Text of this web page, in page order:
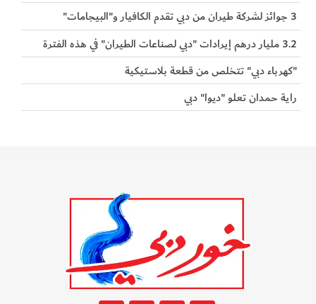
3 جوائز لشركة طيران من دبي تقدم الكافيار و"البيجامات"
3.2 مليار درهم إيرادات "دبي لصناعات الطيران" في هذه الفترة
"كهرباء دبي" تتخلص من قطعة بلاستيكية
راية حمدان تعلو "ديوا" دبي